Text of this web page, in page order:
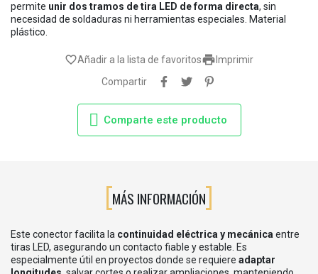
permite unir dos tramos de tira LED de forma directa, sin
necesidad de soldaduras ni herramientas especiales. Material
plástico.
 Imprimir
favorite_borderAñadir a la lista de favoritos
Compartir
Comparte este producto
MÁS INFORMACIÓN
Este conector facilita la continuidad eléctrica y mecánica entre
tiras LED, asegurando un contacto fiable y estable. Es
especialmente útil en proyectos donde se requiere adaptar